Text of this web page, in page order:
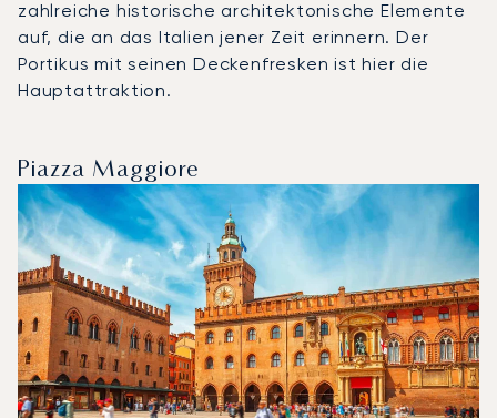
zahlreiche historische architektonische Elemente
auf, die an das Italien jener Zeit erinnern. Der
Portikus mit seinen Deckenfresken ist hier die
Hauptattraktion.
Piazza Maggiore